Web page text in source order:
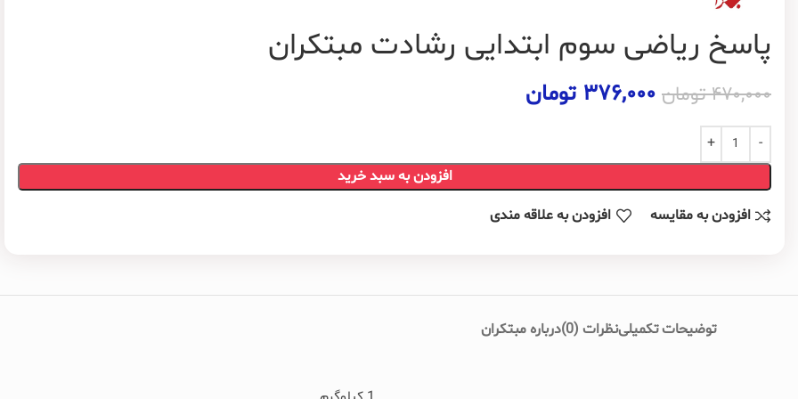
پاسخ ریاضی سوم ابتدایی رشادت مبتکران
۴۷۰,۰۰۰تومان ۳۷۶,۰۰۰ تومان
افزودن به سبد خرید
افزودن به مقایسه افزودن به علاقه مندی
توضیحات تکمیلینظرات (0) درباره مبتکران